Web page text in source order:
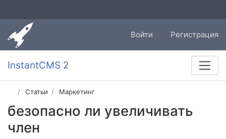
Войти Регистрация
InstantCMS 2
Статьи Маркетинг
безопасно ли увеличивать
член